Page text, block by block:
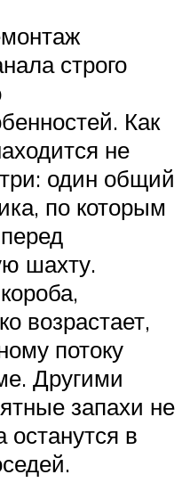
строго
Как
не
один общий
по которым
шахту.
возрастает,
потоку
Другими
запахи не
останутся в